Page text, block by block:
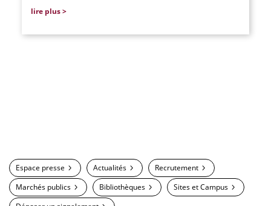
lire plus
Espace presse Actualités
Recrutement
Marchés publics
Bibliothèques
Sites et Campus